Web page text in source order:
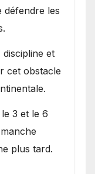
défendre les
discipline et
cet obstacle
3 et le 6
plus tard.